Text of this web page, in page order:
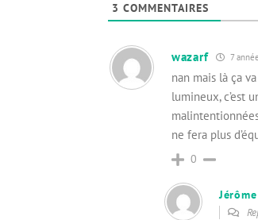
3 COMMENTAIRES
wazarf 7
nan mais là ça
lumineux, c’est
ne fera plus
0
Jérôme